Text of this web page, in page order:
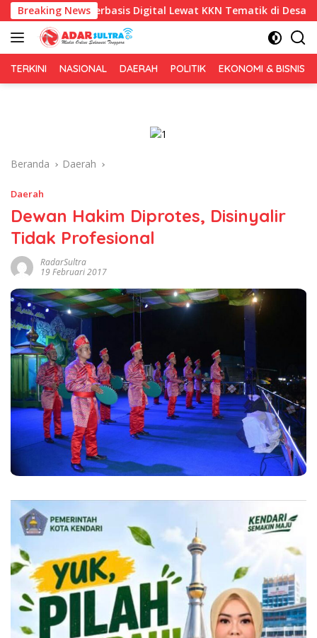
Langsung
ke
konten
Breaking News
Digital Lewat KKN Tematik di Desa Alebo
TERKINI NASIONAL DAERAH POLITIK EKONOMI & BISNIS
Beranda Daerah
Daerah
Dewan Hakim Diprotes, Disinyalir
Tidak Profesional
RadarSultra
19 Februari 2017